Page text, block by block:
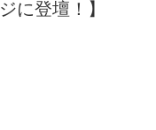
ジに登壇！】